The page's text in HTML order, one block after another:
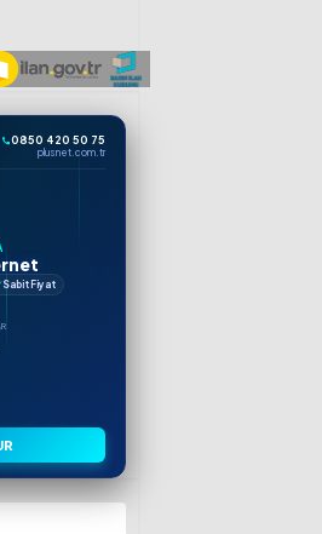
0850 420 50 75
plusnet.com.tr
Sabit Fiyat